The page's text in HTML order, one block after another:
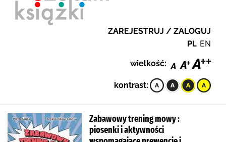
ZAREJESTRUJ / ZALOGUJ
PL EN
wielkość:
kontrast:
Zabawowy trening mowy :
piosenki i aktywności